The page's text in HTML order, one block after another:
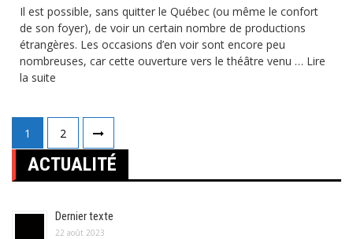
Il est possible, sans quitter le Québec (ou même le confort
de son foyer), de voir un certain nombre de productions
étrangères. Les occasions d’en voir sont encore peu
nombreuses, car cette ouverture vers le théâtre venu … Lire
la suite
Pagination
des
publications
1 2
ACTUALITÉ
Dernier texte
22 août 2023